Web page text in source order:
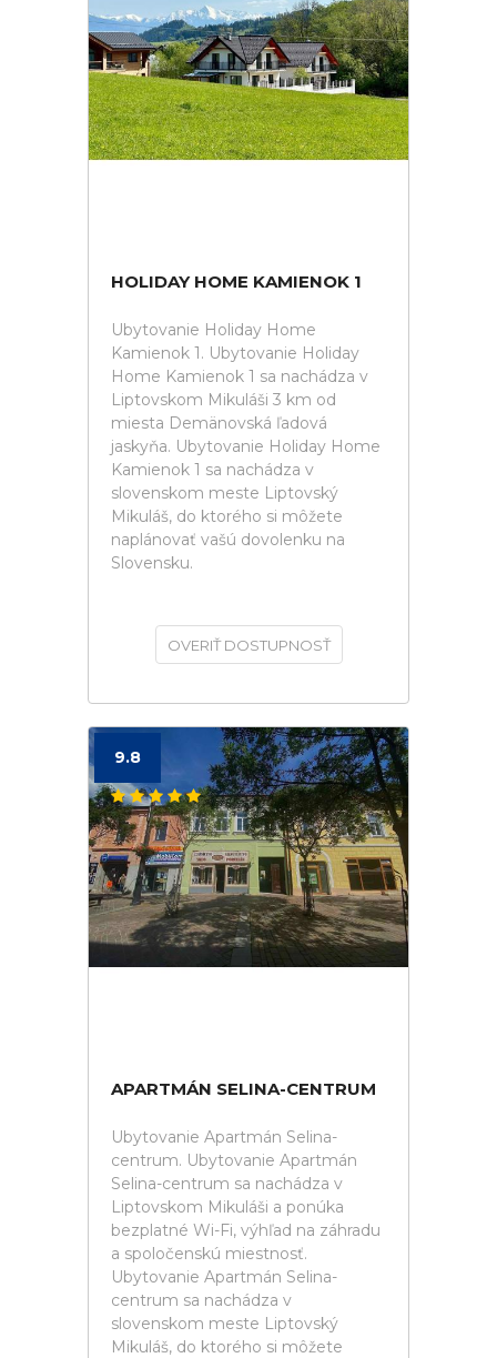
HOLIDAY HOME KAMIENOK 1
Ubytovanie Holiday Home
Kamienok 1. Ubytovanie Holiday
Home Kamienok 1 sa nachádza v
Liptovskom Mikuláši 3 km od
miesta Demänovská ľadová
jaskyňa. Ubytovanie Holiday Home
Kamienok 1 sa nachádza v
slovenskom meste Liptovský
Mikuláš, do ktorého si môžete
naplánovať vašú dovolenku na
Slovensku.
OVERIŤ DOSTUPNOSŤ
9.8
APARTMÁN SELINA-CENTRUM
Ubytovanie Apartmán Selina-
centrum. Ubytovanie Apartmán
Selina-centrum sa nachádza v
Liptovskom Mikuláši a ponúka
bezplatné Wi-Fi, výhľad na záhradu
a spoločenskú miestnosť.
Ubytovanie Apartmán Selina-
centrum sa nachádza v
slovenskom meste Liptovský
Mikuláš, do ktorého si môžete